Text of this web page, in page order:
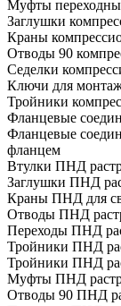
Муфты
Заглушки
Краны
Отводы 90
Седелки
Ключи для
Тройники
Фланцевые
Фланцевые
фланцем
Втулки ПНД
Заглушки ПНД
Краны ПНД для
Отводы ПНД
Переходы ПНД
Тройники ПНД
Тройники ПНД
Муфты ПНД
Отводы 90 ПНД